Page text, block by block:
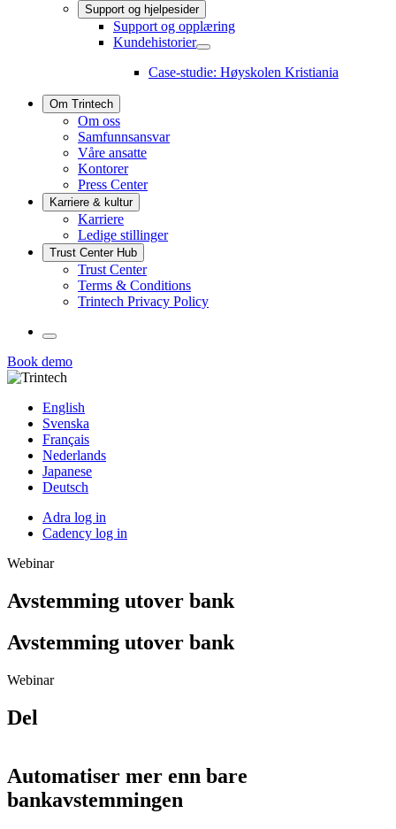
Support og hjelpesider
Support og opplæring
Kundehistorier
Kundehistorier
undermeny
Case-studie: Høyskolen Kristiania
Om Trintech
Om oss
Samfunnsansvar
Våre ansatte
Kontorer
Press Center
Karriere & kultur
Karriere
Ledige stillinger
Trust Center Hub
Trust Center
Terms & Conditions
Trintech Privacy Policy
Språk
Book demo
English
Svenska
Français
Nederlands
Japanese
Deutsch
Adra log in
Cadency log in
Webinar
Avstemming utover bank
Avstemming utover bank
Webinar
Del
post
Automatiser mer enn bare
bankavstemmingen